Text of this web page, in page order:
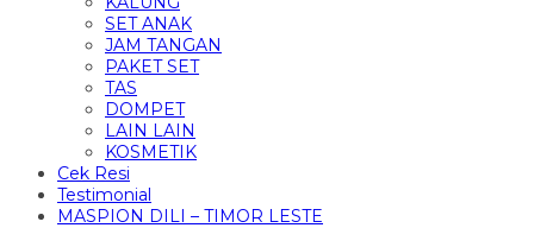
SET ANAK
JAM TANGAN
PAKET SET
TAS
DOMPET
LAIN LAIN
KOSMETIK
Cek Resi
Testimonial
MASPION DILI – TIMOR LESTE